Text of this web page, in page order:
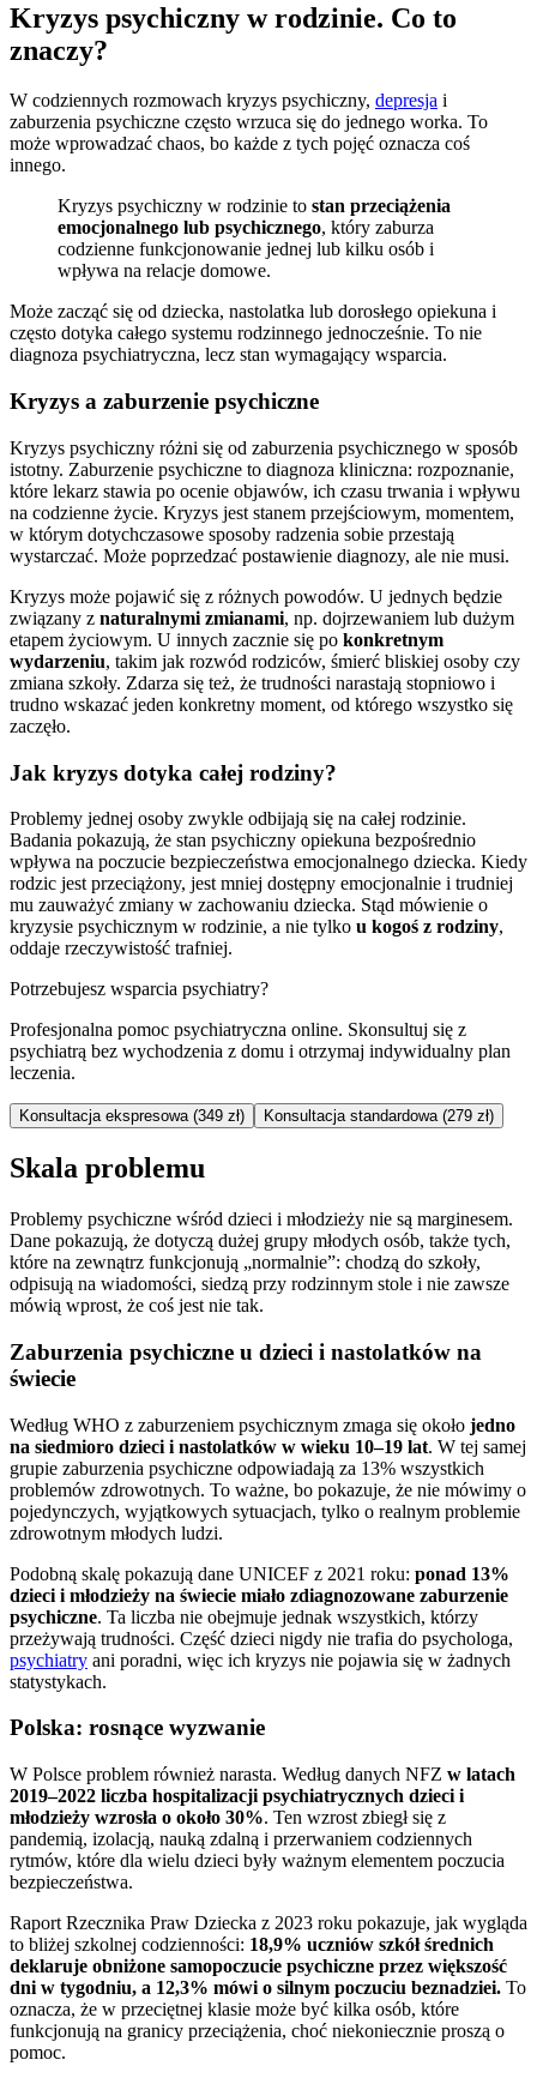
Kryzys psychiczny w rodzinie. Co to
znaczy?
W codziennych rozmowach kryzys psychiczny, depresja i
zaburzenia psychiczne często wrzuca się do jednego worka. To
może wprowadzać chaos, bo każde z tych pojęć oznacza coś
innego.
Kryzys psychiczny w rodzinie to stan przeciążenia
emocjonalnego lub psychicznego, który zaburza
codzienne funkcjonowanie jednej lub kilku osób i
wpływa na relacje domowe.
Może zacząć się od dziecka, nastolatka lub dorosłego opiekuna i
często dotyka całego systemu rodzinnego jednocześnie. To nie
diagnoza psychiatryczna, lecz stan wymagający wsparcia.
Kryzys a zaburzenie psychiczne
Kryzys psychiczny różni się od zaburzenia psychicznego w sposób
istotny. Zaburzenie psychiczne to diagnoza kliniczna: rozpoznanie,
które lekarz stawia po ocenie objawów, ich czasu trwania i wpływu
na codzienne życie. Kryzys jest stanem przejściowym, momentem,
w którym dotychczasowe sposoby radzenia sobie przestają
wystarczać. Może poprzedzać postawienie diagnozy, ale nie musi.
Kryzys może pojawić się z różnych powodów. U jednych będzie
związany z naturalnymi zmianami, np. dojrzewaniem lub dużym
etapem życiowym. U innych zacznie się po konkretnym
wydarzeniu, takim jak rozwód rodziców, śmierć bliskiej osoby czy
zmiana szkoły. Zdarza się też, że trudności narastają stopniowo i
trudno wskazać jeden konkretny moment, od którego wszystko się
zaczęło.
Jak kryzys dotyka całej rodziny?
Problemy jednej osoby zwykle odbijają się na całej rodzinie.
Badania pokazują, że stan psychiczny opiekuna bezpośrednio
wpływa na poczucie bezpieczeństwa emocjonalnego dziecka. Kiedy
rodzic jest przeciążony, jest mniej dostępny emocjonalnie i trudniej
mu zauważyć zmiany w zachowaniu dziecka. Stąd mówienie o
kryzysie psychicznym w rodzinie, a nie tylko u kogoś z rodziny,
oddaje rzeczywistość trafniej.
Potrzebujesz wsparcia psychiatry?
Profesjonalna pomoc psychiatryczna online. Skonsultuj się z
psychiatrą bez wychodzenia z domu i otrzymaj indywidualny plan
leczenia.
Konsultacja ekspresowa (349 zł) Konsultacja standardowa (279 zł)
Skala problemu
Problemy psychiczne wśród dzieci i młodzieży nie są marginesem.
Dane pokazują, że dotyczą dużej grupy młodych osób, także tych,
które na zewnątrz funkcjonują „normalnie”: chodzą do szkoły,
odpisują na wiadomości, siedzą przy rodzinnym stole i nie zawsze
mówią wprost, że coś jest nie tak.
Zaburzenia psychiczne u dzieci i nastolatków na
świecie
Według WHO z zaburzeniem psychicznym zmaga się około jedno
na siedmioro dzieci i nastolatków w wieku 10–19 lat. W tej samej
grupie zaburzenia psychiczne odpowiadają za 13% wszystkich
problemów zdrowotnych. To ważne, bo pokazuje, że nie mówimy o
pojedynczych, wyjątkowych sytuacjach, tylko o realnym problemie
zdrowotnym młodych ludzi.
Podobną skalę pokazują dane UNICEF z 2021 roku: ponad 13%
dzieci i młodzieży na świecie miało zdiagnozowane zaburzenie
psychiczne. Ta liczba nie obejmuje jednak wszystkich, którzy
przeżywają trudności. Część dzieci nigdy nie trafia do psychologa,
psychiatry ani poradni, więc ich kryzys nie pojawia się w żadnych
statystykach.
Polska: rosnące wyzwanie
W Polsce problem również narasta. Według danych NFZ w latach
2019–2022 liczba hospitalizacji psychiatrycznych dzieci i
młodzieży wzrosła o około 30%. Ten wzrost zbiegł się z
pandemią, izolacją, nauką zdalną i przerwaniem codziennych
rytmów, które dla wielu dzieci były ważnym elementem poczucia
bezpieczeństwa.
Raport Rzecznika Praw Dziecka z 2023 roku pokazuje, jak wygląda
to bliżej szkolnej codzienności: 18,9% uczniów szkół średnich
deklaruje obniżone samopoczucie psychiczne przez większość
dni w tygodniu, a 12,3% mówi o silnym poczuciu beznadziei. To
oznacza, że w przeciętnej klasie może być kilka osób, które
funkcjonują na granicy przeciążenia, choć niekoniecznie proszą o
pomoc.